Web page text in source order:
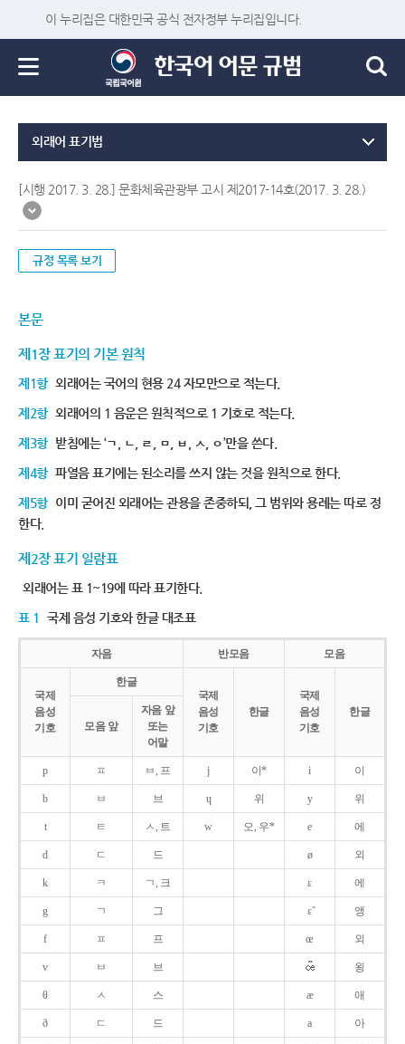
이 누리집은 대한민국 공식 전자정부 누리집입니다.
외래어 표기법
[시행 2017. 3. 28.] 문화체육관광부 고시 제2017-14호(2017. 3. 28.)
규정 목록 보기
본문
제1장 표기의 기본 원칙
제1항 외래어는 국어의 현용 24 자모만으로 적는다.
제2항 외래어의 1 음운은 원칙적으로 1 기호로 적는다.
제3항 받침에는 ‘ㄱ, ㄴ, ㄹ, ㅁ, ㅂ, ㅅ, ㅇ’만을 쓴다.
제4항 파열음 표기에는 된소리를 쓰지 않는 것을 원칙으로 한다.
제5항 이미 굳어진 외래어는 관용을 존중하되, 그 범위와 용례는 따로 정
한다.
제2장 표기 일람표
외래어는 표 1~19에 따라 표기한다.
표 1 국제 음성 기호와 한글 대조표
자음 반모음 모음
국제
음성
기호
한글
국제
음성
기호
한글
국제
음성
기호
한글
모음 앞
자음 앞
또는
어말
p ㅍ ㅂ, 프 j 이* i 이
b ㅂ 브 ɥ 위 y 위
t ㅌ ㅅ, 트 w 오, 우* e 에
d ㄷ 드 ø 외
k ㅋ ㄱ, 크 ɛ 에
g ㄱ 그 ɛ̃ 앵
f ㅍ 프 œ 외
v ㅂ 브 욍
θ ㅅ 스 æ 애
ð ㄷ 드 a 아